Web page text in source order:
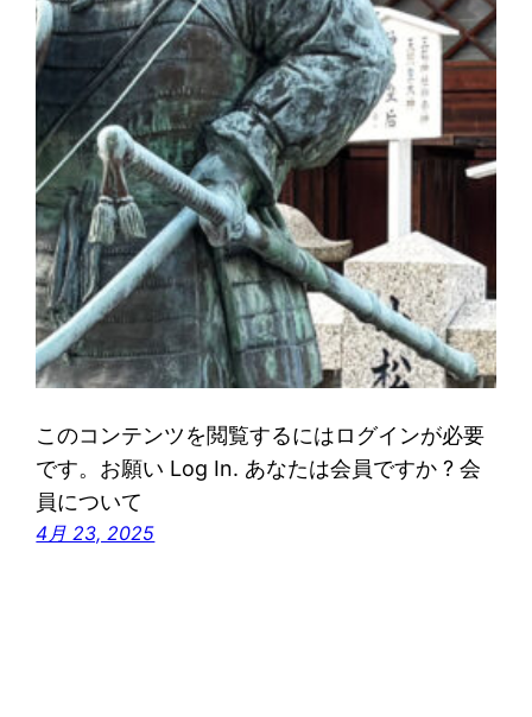
このコンテンツを閲覧するにはログインが必要
です。お願い Log In. あなたは会員ですか ? 会
員について
4月 23, 2025